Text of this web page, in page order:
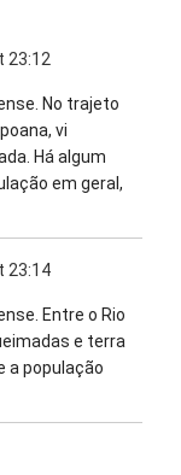
23:12
No trajeto
vi
Há algum
em geral,
23:14
Entre o Rio
e terra
a população